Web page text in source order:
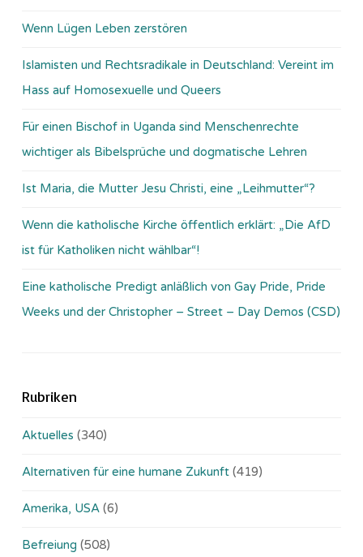
Wenn Lügen Leben zerstören
Islamisten und Rechtsradikale in Deutschland: Vereint im
Hass auf Homosexuelle und Queers
Für einen Bischof in Uganda sind Menschenrechte
wichtiger als Bibelsprüche und dogmatische Lehren
Ist Maria, die Mutter Jesu Christi, eine „Leihmutter“?
Wenn die katholische Kirche öffentlich erklärt: „Die AfD
ist für Katholiken nicht wählbar“!
Eine katholische Predigt anläßlich von Gay Pride, Pride
Weeks und der Christopher – Street – Day Demos (CSD)
Rubriken
Aktuelles (340)
Alternativen für eine humane Zukunft (419)
Amerika, USA (6)
Befreiung (508)